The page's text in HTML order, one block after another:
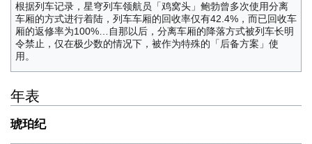
根据列车记录，星穹列车领航员「鸡窝头」鲍勃曾多次使用分离
车厢的方式进行着陆，列车车厢的回收率仅有42.4%，而已回收车
厢的返修率为100%…自那以后，分离车厢的降落方式被列车长明
令禁止，仅在极少数的情况下，被作为特殊的「后备方案」使
用。
年表
琥珀纪